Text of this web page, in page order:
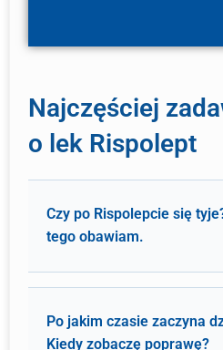
Najczęściej
o lek Rispolept
Czy po Rispolepcie się
tego obawiam.
Po jakim czasie zaczyna
Kiedy zobaczę poprawę?